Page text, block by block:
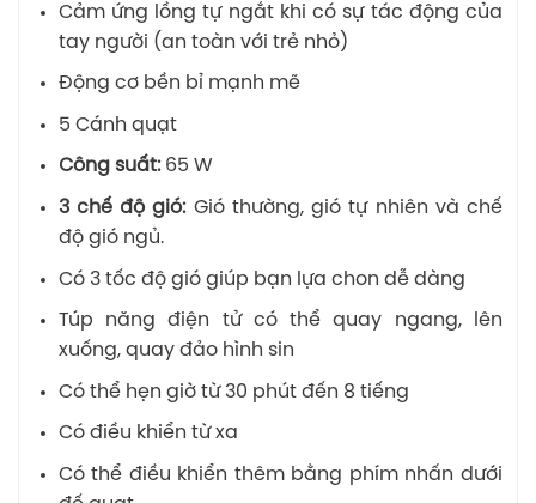
Cảm ứng lồng tự ngắt khi có sự tác động của
tay người (an toàn với trẻ nhỏ)
Động cơ bền bỉ mạnh mẽ
5 Cánh quạt
Công suất:65 W
3 chế độ gió:Gió thường, gió tự nhiên và chế
độ gió ngủ.
Có 3 tốc độ gió giúp bạn lựa chon dễ dàng
Túp năng điện tử có thể quay ngang, lên
xuống, quay đảo hình sin
Có thể hẹn giờ từ 30 phút đến 8 tiếng
Có điều khiển từ xa
Có thể điều khiển thêm bằng phím nhấn dưới